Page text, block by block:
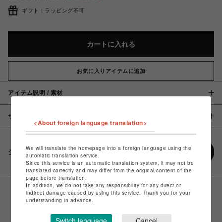
ギフト：ラッピング不可
カートに入れる
お気に入りアイテムに追加
アイテム説明 / 素材
サイズ
シェアする
<About foreign language translation>
We will translate the homepage into a foreign language using the
automatic translation service.
Since this service is an automatic translation system, it may not be
translated correctly and may differ from the original content of the
page before translation.
In addition, we do not take any responsibility for any direct or
indirect damage caused by using this service. Thank you for your
understanding in advance.